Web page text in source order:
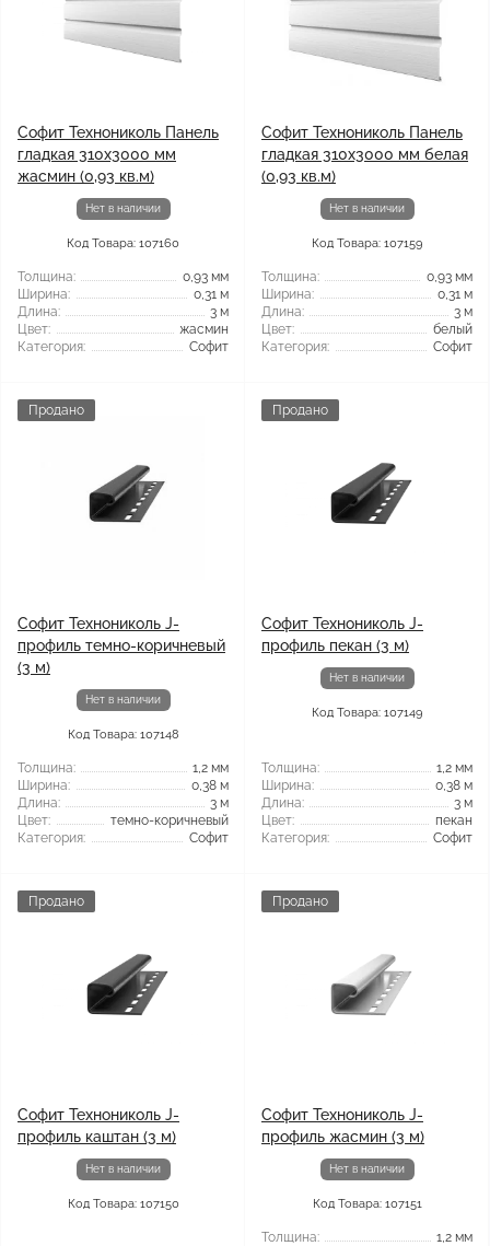
Софит Технониколь Панель
гладкая 310х3000 мм
жасмин (0,93 кв.м)
Нет в наличии
Код Товара: 107160
Толщина:
0,93 мм
Ширина:
0,31 м
Длина:
3 м
Цвет:
жасмин
Категория:
Софит
Софит Технониколь Панель
гладкая 310х3000 мм белая
(0,93 кв.м)
Нет в наличии
Код Товара: 107159
Толщина:
0,93 мм
Ширина:
0,31 м
Длина:
3 м
Цвет:
белый
Категория:
Софит
Продано
Софит Технониколь J-
профиль темно-коричневый
(3 м)
Нет в наличии
Код Товара: 107148
Толщина:
1,2 мм
Ширина:
0,38 м
Длина:
3 м
Цвет:
темно-коричневый
Категория:
Софит
Продано
Софит Технониколь J-
профиль пекан (3 м)
Нет в наличии
Код Товара: 107149
Толщина:
1,2 мм
Ширина:
0,38 м
Длина:
3 м
Цвет:
пекан
Категория:
Софит
Продано
Софит Технониколь J-
профиль каштан (3 м)
Нет в наличии
Код Товара: 107150
Продано
Софит Технониколь J-
профиль жасмин (3 м)
Нет в наличии
Код Товара: 107151
Толщина:
1,2 мм